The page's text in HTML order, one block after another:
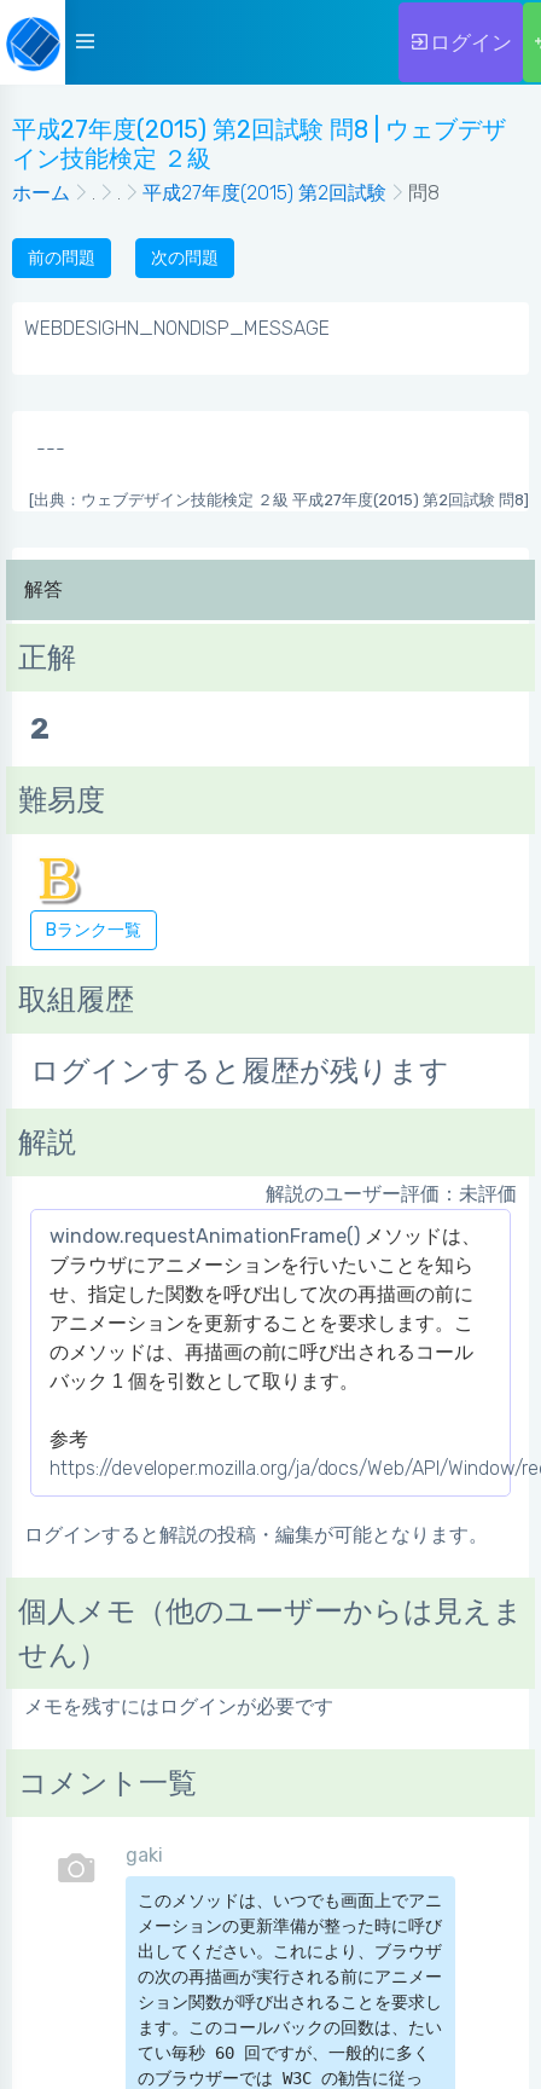
ログイン
平成27年度(2015) 第2回試験 問8 | ウェブデザ
イン技能検定 ２級
ホーム . . 平成27年度(2015) 第2回試験 問8
前の問題 次の問題
WEBDESIGHN_NONDISP_MESSAGE
---
[出典：ウェブデザイン技能検定 ２級 平成27年度(2015) 第2回試験 問8]
解答
正解
2
難易度
Bランク一覧
取組履歴
ログインすると履歴が残ります
解説
解説のユーザー評価：未評価
window.requestAnimationFrame() メソッドは、
ブラウザにアニメーションを行いたいことを知ら
せ、指定した関数を呼び出して次の再描画の前に
アニメーションを更新することを要求します。こ
のメソッドは、再描画の前に呼び出されるコール
バック 1 個を引数として取ります。
参考
https://developer.mozilla.org/ja/docs/Web/API/Window/
ログインすると解説の投稿・編集が可能となります。
個人メモ（他のユーザーからは見えま
せん）
メモを残すにはログインが必要です
コメント一覧
gaki
このメソッドは、いつでも画面上でアニ
メーションの更新準備が整った時に呼び
出してください。これにより、ブラウザ
の次の再描画が実行される前にアニメー
ション関数が呼び出されることを要求し
ます。このコールバックの回数は、たい
てい毎秒 60 回ですが、一般的に多く
のブラウザーでは W3C の勧告に従っ